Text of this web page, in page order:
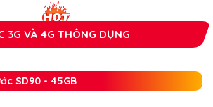
3G VÀ 4G THÔNG DỤNG
SD90 - 45GB